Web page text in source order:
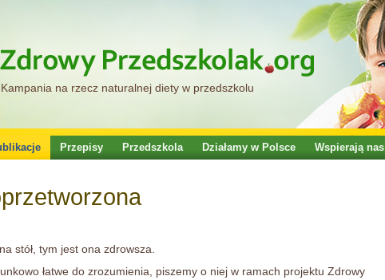
Kampania na rzecz naturalnej diety w przedszkolu
Przepisy Przedszkola Działamy w Polsce Wspierają nas
stół, tym jest ona zdrowsza.
łatwe do zrozumienia, piszemy o niej w ramach projektu Zdrowy